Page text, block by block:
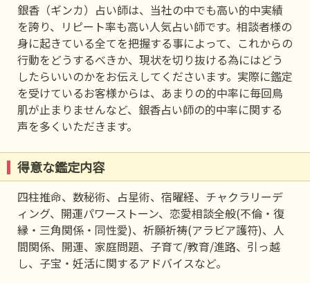
銀香（ギンカ）占い師は、当社の中でも高い的中実績
を誇り、リピート率も高い人気占い師です。相談者様の
身に起きている全てを把握する事によって、これからの
行動をどうするべきか、現状を切り抜ける為にはどう
したらいいのかをお伝えしてくださいます。実際に鑑定
を受けているお客様からは、あまりの的中率に毎回鳥
肌が止まりませんなど、銀香占い師の的中率に関する
声を多くいただきます。
得意な鑑定内容
四柱推命、数秘術、占星術、宿曜経、チャクラリーデ
ィング、開運パワーストーン、恋愛相談全般(不倫・復
縁・三角関係・同性愛)、祈願祈祷(アラビア護符)、人
間関係、開運、家庭問題、子育て/教育/進路、引っ越
し、子宝・妊活に関するアドバイスなど。